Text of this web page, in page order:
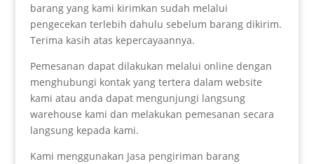
barang yang kami kirimkan sudah melalui
pengecekan terlebih dahulu sebelum barang dikirim.
Terima kasih atas kepercayaannya.
Pemesanan dapat dilakukan melalui online dengan
menghubungi kontak yang tertera dalam website
kami atau anda dapat mengunjungi langsung
warehouse kami dan melakukan pemesanan secara
langsung kepada kami.
Kami menggunakan Jasa pengiriman barang